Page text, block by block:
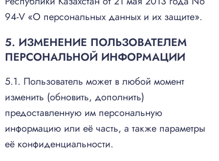
94-V «О персональных данных и их защите».
5. ИЗМЕНЕНИЕ ПОЛЬЗОВАТЕЛЕМ
ПЕРСОНАЛЬНОЙ ИНФОРМАЦИИ
5.1. Пользователь может в любой момент
изменить (обновить, дополнить)
предоставленную им персональную
информацию или её часть, а также параметры
её конфиденциальности.